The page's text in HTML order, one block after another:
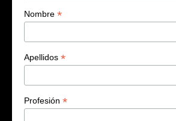
Nombre *
Apellidos *
Profesión *